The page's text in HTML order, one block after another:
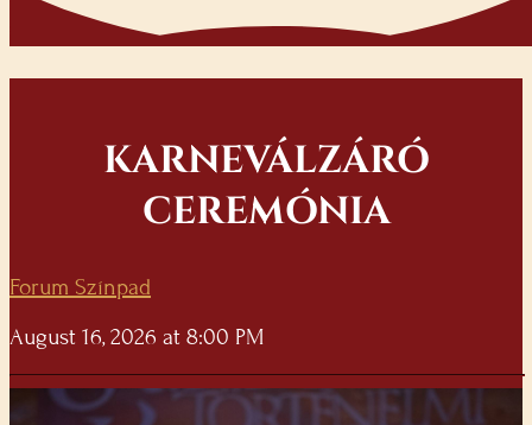
KARNEVÁLZÁRÓ
CEREMÓNIA
Forum Színpad
August 16, 2026 at 8:00 PM